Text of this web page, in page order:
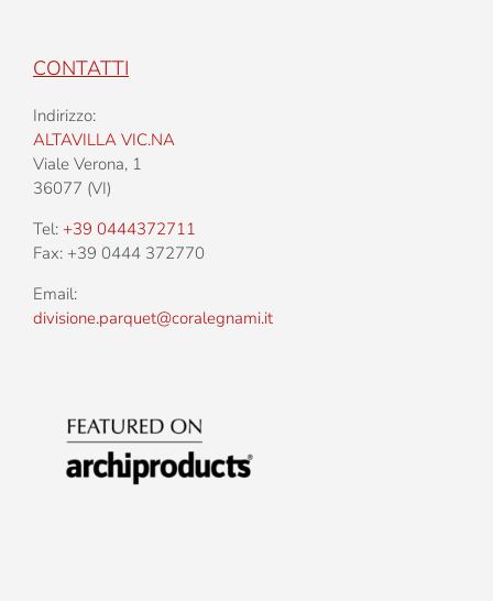
CONTATTI
Indirizzo:
ALTAVILLA VIC.NA
Viale Verona, 1
36077 (VI)
Tel: +39 0444372711
Fax: +39 0444 372770
Email:
divisione.parquet@coralegnami.it